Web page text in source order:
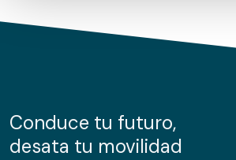
de cookies.
información sobre el uso que haga del
nuestros partners de redes sociales,
Conduce tu futuro,
desata tu movilidad